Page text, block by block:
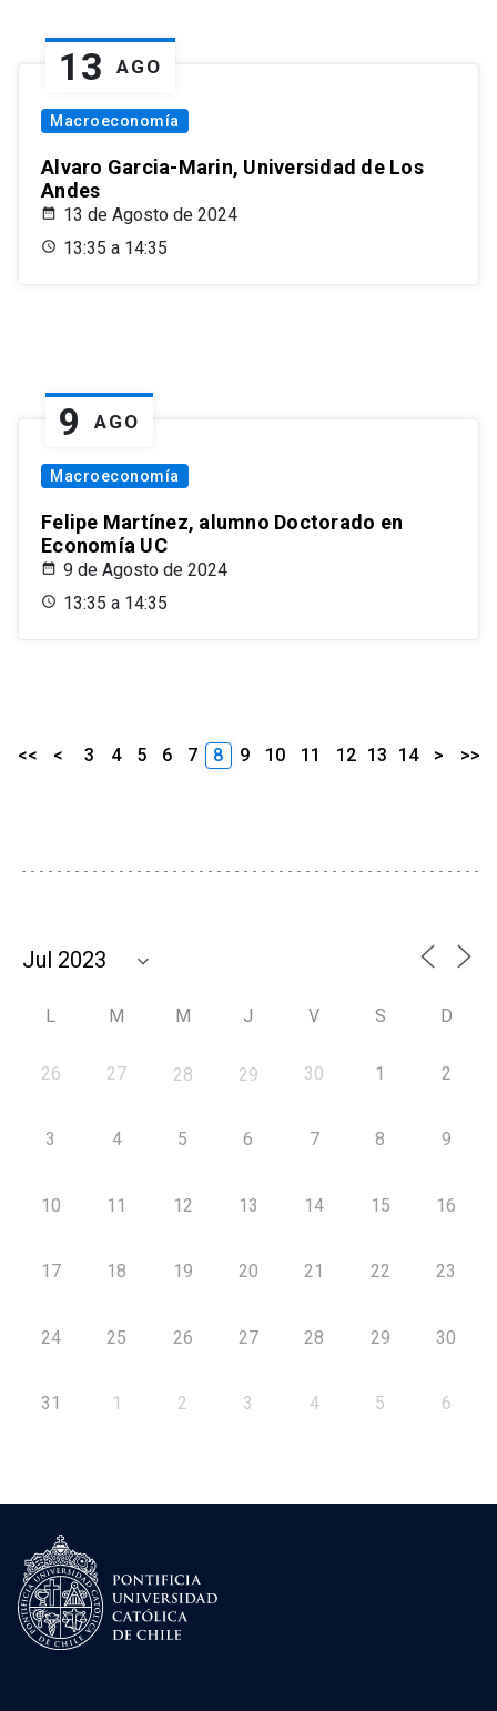
13 AGO
Macroeconomía
Alvaro Garcia-Marin, Universidad de Los
Andes
13 de Agosto de 2024
13:35 a 14:35
9 AGO
Macroeconomía
Felipe Martínez, alumno Doctorado en
Economía UC
9 de Agosto de 2024
13:35 a 14:35
<< < 3 4 5 6 7 8 9 10 11 12 13 14 > >>
L M M J V S D
26 27 28 29 30 1 2
3 4 5 6 7 8 9
10 11 12 13 14 15 16
17 18 19 20 21 22 23
24 25 26 27 28 29 30
31 1 2 3 4 5 6